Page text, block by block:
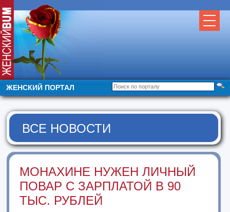
ЖЕНСКИЙ ПОРТАЛ
ВСЕ НОВОСТИ
МОНАХИНЕ НУЖЕН ЛИЧНЫЙ
ПОВАР С ЗАРПЛАТОЙ В 90
ТЫС. РУБЛЕЙ